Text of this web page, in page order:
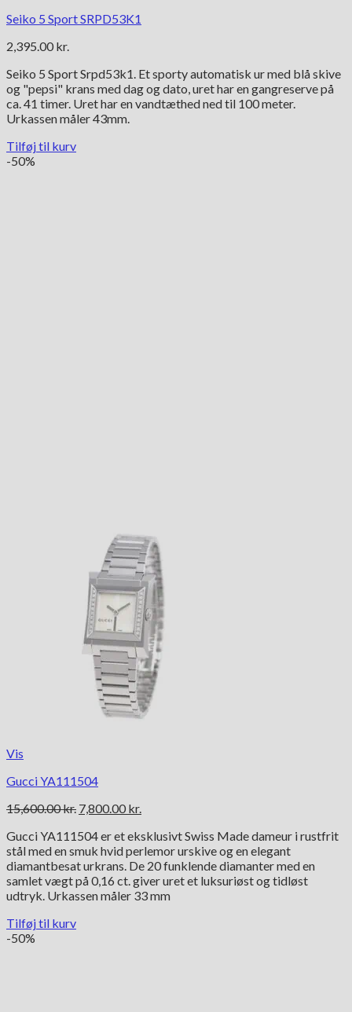
Seiko 5 Sport SRPD53K1
2,395.00 kr.
Seiko 5 Sport Srpd53k1. Et sporty automatisk ur med blå skive
og "pepsi" krans med dag og dato, uret har en gangreserve på
ca. 41 timer. Uret har en vandtæthed ned til 100 meter.
Urkassen måler 43mm.
Tilføj til kurv
-50%
Vis
Gucci YA111504
15,600.00kr. Den
pris
var:
15,600.00 kr..
7,800.00 kr.
pris
er:
7,800.00 kr..
Gucci YA111504 er et eksklusivt Swiss Made dameur i rustfrit
stål med en smuk hvid perlemor urskive og en elegant
diamantbesat urkrans. De 20 funklende diamanter med en
samlet vægt på 0,16 ct. giver uret et luksuriøst og tidløst
udtryk. Urkassen måler 33 mm
Tilføj til kurv
-50%